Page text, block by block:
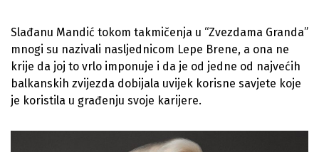
Slađanu Mandić tokom takmičenja u “Zvezdama Granda”
mnogi su nazivali nasljednicom Lepe Brene, a ona ne
krije da joj to vrlo imponuje i da je od jedne od najvećih
balkanskih zvijezda dobijala uvijek korisne savjete koje
je koristila u građenju svoje karijere.